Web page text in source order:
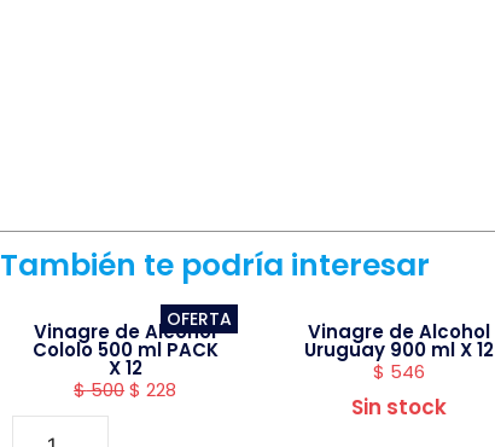
También te podría interesar
OFERTA
Vinagre de Alcohol
Cololo 500 ml PACK
X 12
$500$ 228
Vinagre de Alcohol
Uruguay 900 ml X 12
$ 546
Sin stock